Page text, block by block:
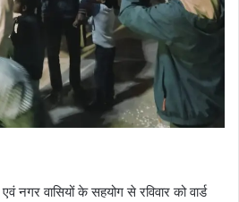
नगर वासियों के सहयोग से रविवार को वार्ड